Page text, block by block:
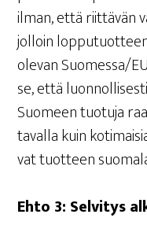
ilman, että riit­tä­vän
jol­loin
ole­van Suomessa/
se, että
Suo­meen tuo­tu­ja
taval­la kuin
vat tuot­teen
Ehto 3: Sel­vi­tys